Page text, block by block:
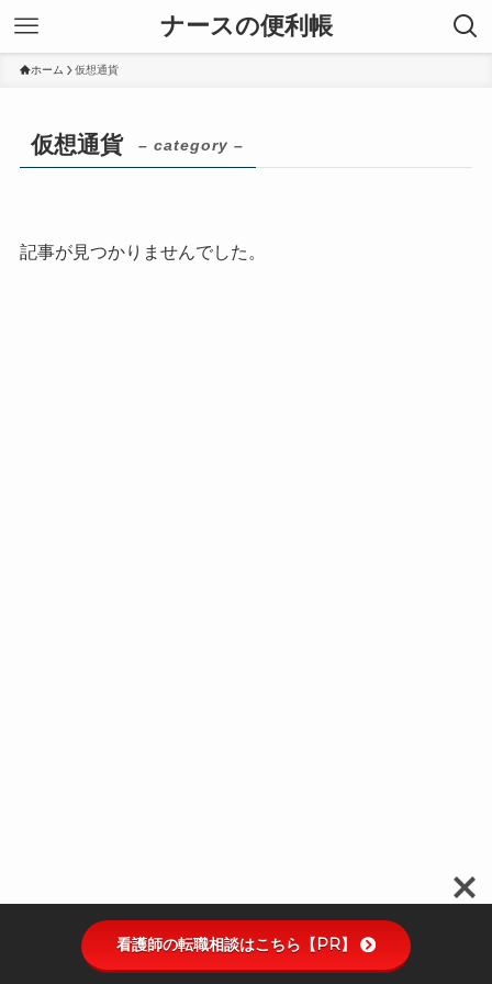
ナースの便利帳
ホーム 仮想通貨
仮想通貨 – category –
記事が見つかりませんでした。
看護師の転職相談はこちら【PR】